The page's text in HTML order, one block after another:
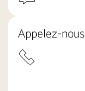
Appelez-nous